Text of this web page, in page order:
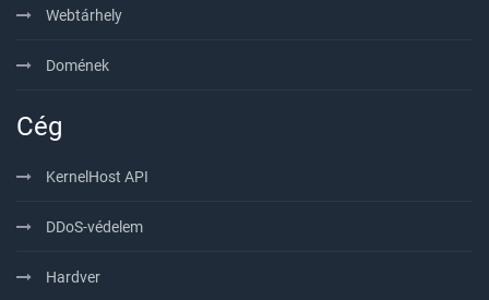
Webtárhely
Domének
Cég
KernelHost API
DDoS-védelem
Hardver